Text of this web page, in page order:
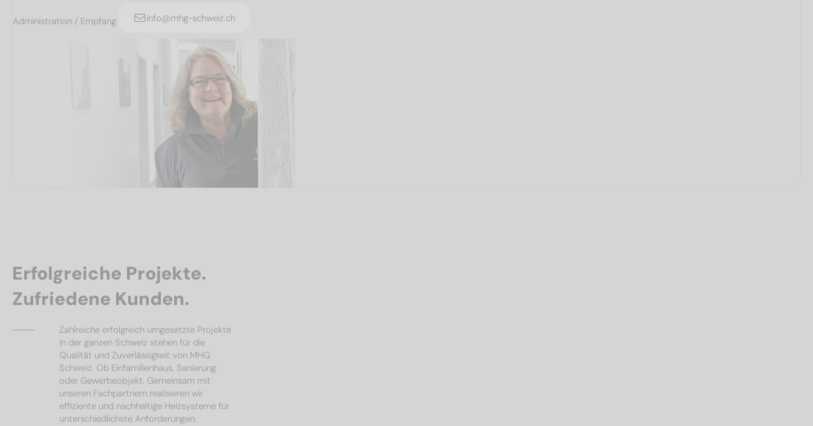
Administration / Empfang info@mhg-schweiz.ch
Erfolgreiche Projekte.
Zufriedene Kunden.
Zahlreiche erfolgreich umgesetzte Projekte
in der ganzen Schweiz stehen für die
Qualität und Zuverlässigkeit von MHG
Schweiz. Ob Einfamilienhaus, Sanierung
oder Gewerbeobjekt. Gemeinsam mit
unseren Fachpartnern realisieren wir
effiziente und nachhaltige Heizsysteme für
unterschiedlichste Anforderungen.